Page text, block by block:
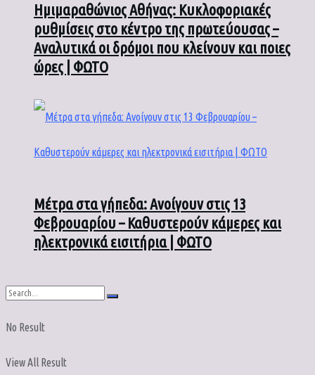
Ημιμαραθώνιος Αθήνας: Κυκλοφοριακές
ρυθμίσεις στο κέντρο της πρωτεύουσας –
Αναλυτικά οι δρόμοι που κλείνουν και ποιες
ώρες | ΦΩΤΟ
Μέτρα στα γήπεδα: Ανοίγουν στις 13
Φεβρουαρίου – Καθυστερούν κάμερες και
ηλεκτρονικά εισιτήρια | ΦΩΤΟ
No Result
View All Result